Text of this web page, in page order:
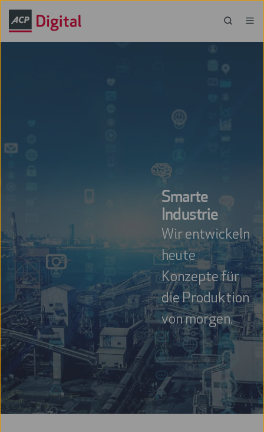
Smarte
Industrie
Wir entwickeln
heute
Konzepte für
die Produktion
von morgen.